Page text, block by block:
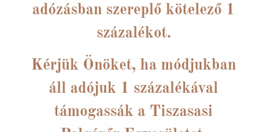
adózásban szereplő kötelező 1
százalékot.
Kérjük Önöket, ha módjukban
áll adójuk 1 százalékával
támogassák a Tiszasasi